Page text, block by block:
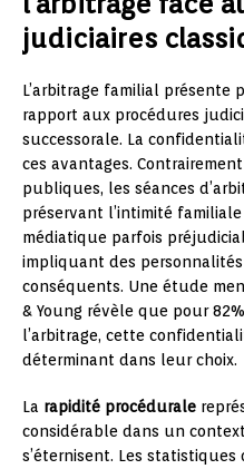
judiciaires
L’arbitrage familial présente
rapport aux procédures
successorale. La
ces avantages.
publiques, les séances
préservant l’intimité
médiatique parfois
impliquant des
conséquents. Une étude
& Young révèle que pour
l’arbitrage, cette
déterminant dans leur choix.
La rapidité procédurale
considérable dans un
s’éternisent. Les